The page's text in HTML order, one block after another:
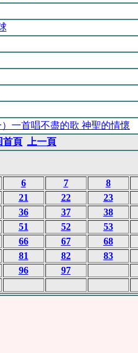
一首唱不盡的歌 神聖的情懷
首頁
上一頁
6 7 8
21 22 23
36 37 38
51 52 53
66 67 68
81 82 83
96 97